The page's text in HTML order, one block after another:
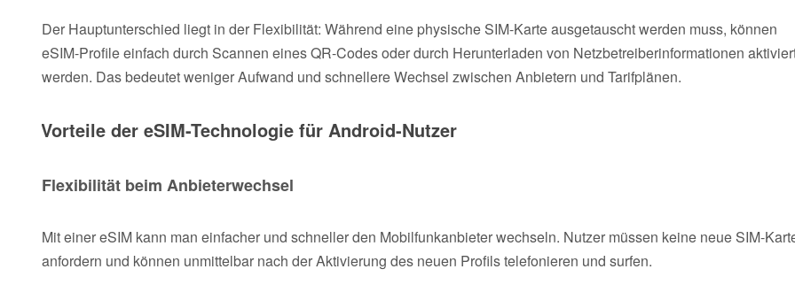
Der Hauptunterschied liegt in der Flexibilität: Während eine physische SIM-Karte ausgetauscht werden muss, können
eSIM-Profile einfach durch Scannen eines QR-Codes oder durch Herunterladen von Netzbetreiberinformationen
werden. Das bedeutet weniger Aufwand und schnellere Wechsel zwischen Anbietern und Tarifplänen.
Vorteile der eSIM-Technologie für Android-Nutzer
Flexibilität beim Anbieterwechsel
Mit einer eSIM kann man einfacher und schneller den Mobilfunkanbieter wechseln. Nutzer müssen keine neue SIM-
anfordern und können unmittelbar nach der Aktivierung des neuen Profils telefonieren und surfen.